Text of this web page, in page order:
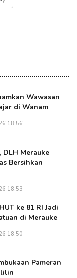
Wawasan
di Wanam
18:56
DLH Merauke
Bersihkan
18:53
ke 81 RI Jadi
di Merauke
18:50
Pameran